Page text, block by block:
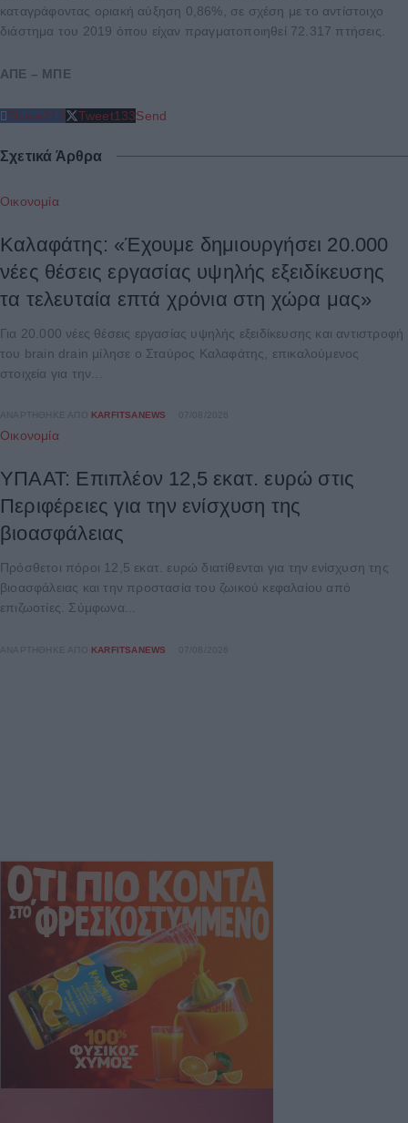
καταγράφοντας οριακή αύξηση 0,86%, σε σχέση με το αντίστοιχο
διάστημα του 2019 όπου είχαν πραγματοποιηθεί 72.317 πτήσεις.
ΑΠΕ – ΜΠΕ
Share213 Tweet133Send
Σχετικά Άρθρα
Οικονομία
Καλαφάτης: «Έχουμε δημιουργήσει 20.000
νέες θέσεις εργασίας υψηλής εξειδίκευσης
τα τελευταία επτά χρόνια στη χώρα μας»
Για 20.000 νέες θέσεις εργασίας υψηλής εξειδίκευσης και αντιστροφή
του brain drain μίλησε ο Σταύρος Καλαφάτης, επικαλούμενος
στοιχεία για την...
KARFITSANEWS
Οικονομία
ΥΠΑΑΤ: Επιπλέον 12,5 εκατ. ευρώ στις
Περιφέρειες για την ενίσχυση της
βιοασφάλειας
Πρόσθετοι πόροι 12,5 εκατ. ευρώ διατίθενται για την ενίσχυση της
βιοασφάλειας και την προστασία του ζωικού κεφαλαίου από
επιζωοτίες. Σύμφωνα...
ΑΝΑΡΤΉΘΗΚΕ ΑΠΌ KARFITSANEWS